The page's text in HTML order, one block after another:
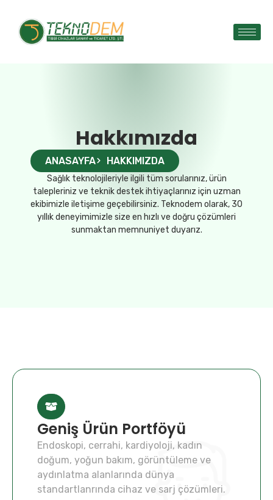
Hakkımızda
ANASAYFA HAKKIMIZDA
Sağlık teknolojileriyle ilgili tüm sorularınız, ürün
talepleriniz ve teknik destek ihtiyaçlarınız için uzman
ekibimizle iletişime geçebilirsiniz. Teknodem olarak, 30
yıllık deneyimimizle size en hızlı ve doğru çözümleri
sunmaktan memnuniyet duyarız.
Geniş Ürün Portföyü
Endoskopi, cerrahi, kardiyoloji, kadın
doğum, yoğun bakım, görüntüleme ve
aydınlatma alanlarında dünya
standartlanrında cihaz ve sarj çözümleri.